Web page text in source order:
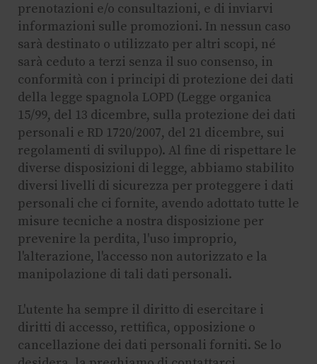
prenotazioni e/o consultazioni, e di inviarvi
informazioni sulle promozioni. In nessun caso
sarà destinato o utilizzato per altri scopi, né
sarà ceduto a terzi senza il suo consenso, in
conformità con i principi di protezione dei dati
della legge spagnola LOPD (Legge organica
15/99, del 13 dicembre, sulla protezione dei dati
personali e RD 1720/2007, del 21 dicembre, sui
regolamenti di sviluppo). Al fine di rispettare le
diverse disposizioni di legge, abbiamo stabilito
diversi livelli di sicurezza per proteggere i dati
personali che ci fornite, avendo adottato tutte le
misure tecniche a nostra disposizione per
prevenire la perdita, l'uso improprio,
l'alterazione, l'accesso non autorizzato e la
manipolazione di tali dati personali.
L'utente ha sempre il diritto di esercitare i
diritti di accesso, rettifica, opposizione o
cancellazione dei dati personali forniti. Se lo